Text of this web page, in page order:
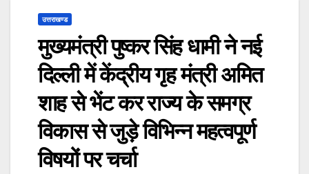
उत्तराखण्ड
मुख्यमंत्री पुष्कर सिंह धामी ने नई
दिल्ली में केंद्रीय गृह मंत्री अमित
शाह से भेंट कर राज्य के समग्र
विकास से जुड़े विभिन्न महत्वपूर्ण
विषयों पर चर्चा